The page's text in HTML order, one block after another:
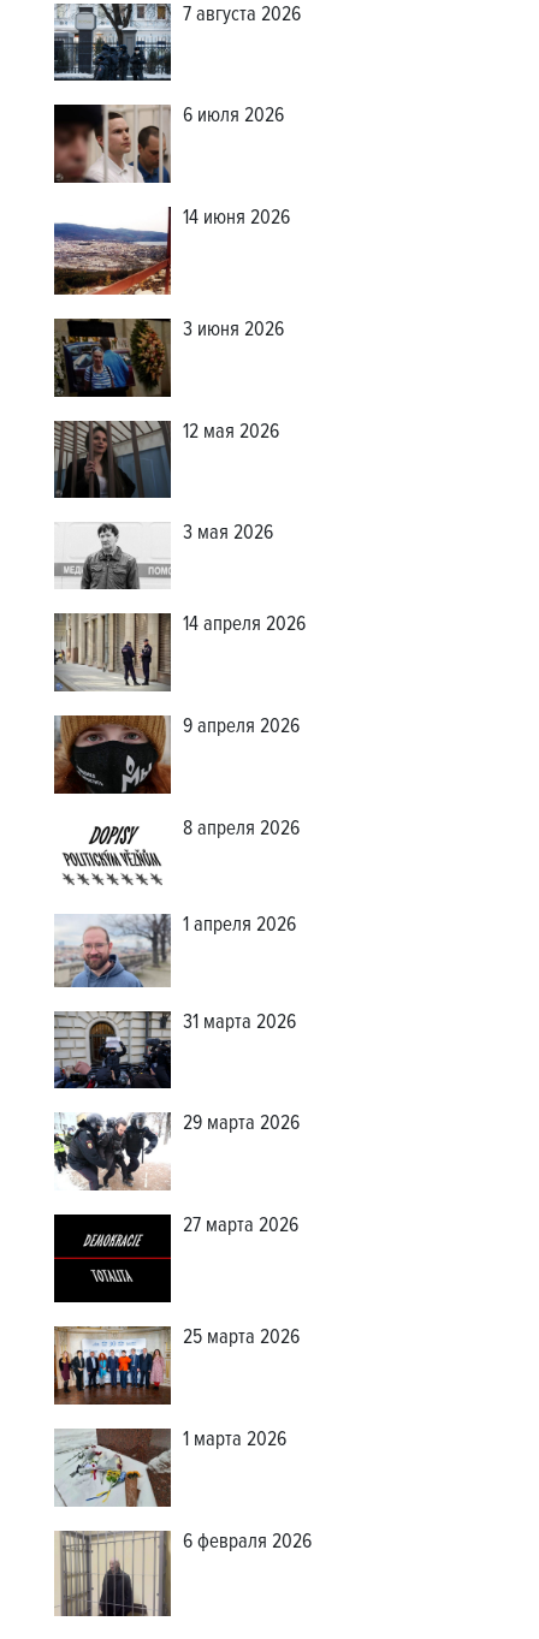
7 августа 2026
6 июля 2026
14 июня 2026
3 июня 2026
12 мая 2026
3 мая 2026
14 апреля 2026
9 апреля 2026
8 апреля 2026
1 апреля 2026
31 марта 2026
29 марта 2026
27 марта 2026
25 марта 2026
1 марта 2026
6 февраля 2026